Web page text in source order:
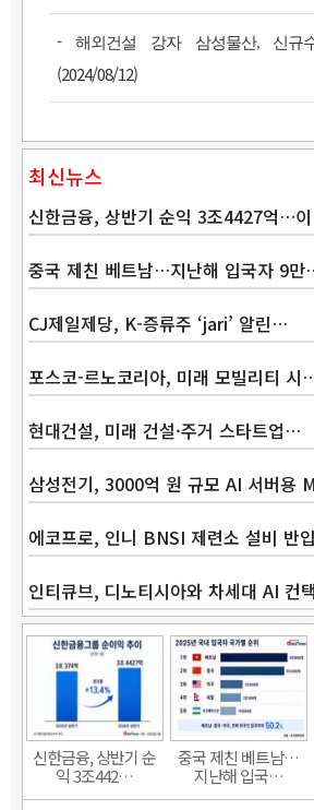
- 해외건설 강자 삼성물산, 신규수
(2024/08/12)
최신뉴스
신한금융, 상반기 순익 3조4427억…
중국 제친 베트남…지난해 입국자 9
CJ제일제당, K-증류주 ‘jari’ 알린…
포스코-르노코리아, 미래 모빌리티 시
현대건설, 미래 건설·주거 스타트업…
삼성전기, 3000억 원 규모 AI 서버용
에코프로, 인니 BNSI 제련소 설비 반
인티큐브, 디노티시아와 차세대 AI 컨
신한금융, 상반기 순
익 3조442…
중국 제친 베트남…
지난해 입국…